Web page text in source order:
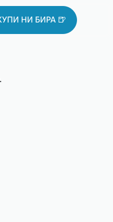
НИ БИРА 🍺